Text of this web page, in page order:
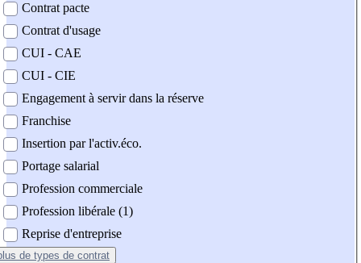
Contrat pacte
Contrat d'usage
CUI - CAE
CUI - CIE
Engagement à servir dans la réserve
Franchise
Insertion par l'activ.éco.
Portage salarial
Profession commerciale
Profession libérale (1)
Reprise d'entreprise
de types de contrat